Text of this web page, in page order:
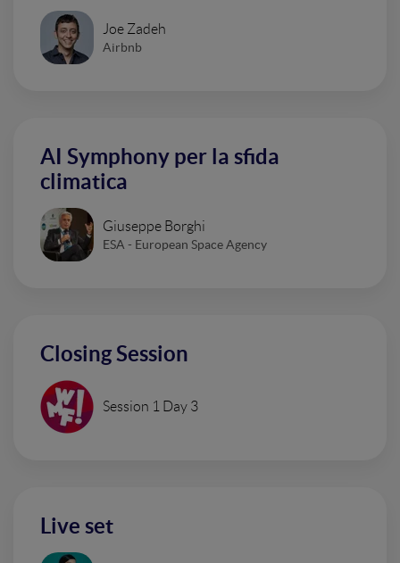
Joe Zadeh
Airbnb
AI Symphony per la sfida
climatica
Giuseppe Borghi
ESA - European Space Agency
Closing Session
Session 1 Day 3
Live set